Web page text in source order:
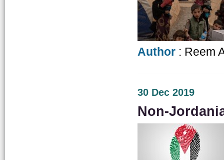
Author : Reem
30 Dec 2019
Non-